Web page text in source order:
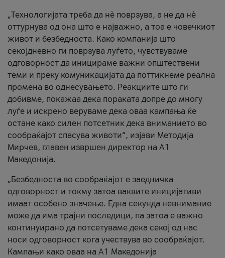
„Технологијата треба да нè поврзува, а не да нè
оттурнува од она што е најважно, а тоа е човечкиот
живот и безбедноста. Како компанија што
секојдневно ги поврзува луѓето, чувствуваме
одговорност да иницираме важни општествени
теми и преку комуникацијата да поттикнеме реална
промена во однесувањето. Реакциите што ги
добивме, покажаа дека пораката допре до многу
луѓе и искрено веруваме дека оваа кампања ќе
остане како силен потсетник дека вниманието во
сообраќајот спасува животи“, изјави Методија
Мирчев, главен извршен директор на А1
Македонија.
„Безбедноста во сообраќајот е заедничка
одговорност и токму затоа ваквите иницијативи
имаат особено значење. Една секунда невнимание
може да има трајни последици, па затоа е важно
континуирано да потсетуваме дека секој од нас
носи одговорност кога учествува во сообраќајот.
Кампањи како оваа на A1 Македонија